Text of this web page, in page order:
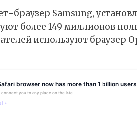
браузер Samsung,
более 149 миллионов
используют браузер
browser now has more than 1 billion
connect you to any place on the internet. It retrieves and renders